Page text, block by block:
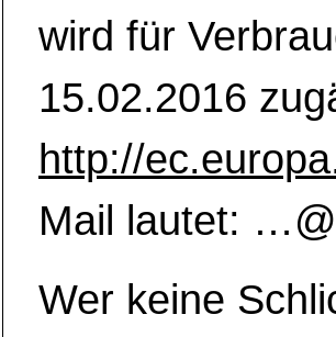
wird für
15.02.2016
http://
Mail lautet:
Wer keine